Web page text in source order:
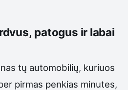
patogus ir labai
tų automobilių, kuriuos
pirmas penkias minutes,